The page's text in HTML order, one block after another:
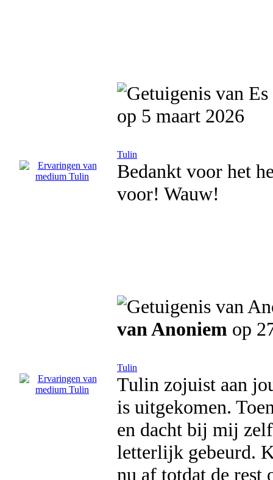
op 5 maart 2026
Tulin
Bedankt voor het
voor! Wauw!
van Anoniem op
Tulin
Tulin zojuist aan
is uitgekomen.
en dacht bij mij
letterlijk gebeurd.
nu af totdat de rest